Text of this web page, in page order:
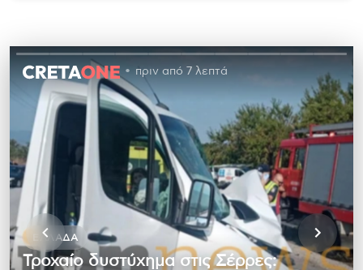
πριν από 7 λεπτά
ΕΛΛΆΔΑ
Τροχαίο δυστύχημα στις Σέρρες: